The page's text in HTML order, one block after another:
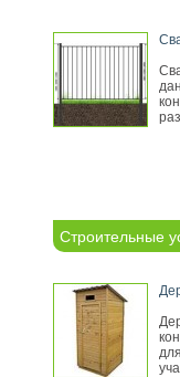
Строительные